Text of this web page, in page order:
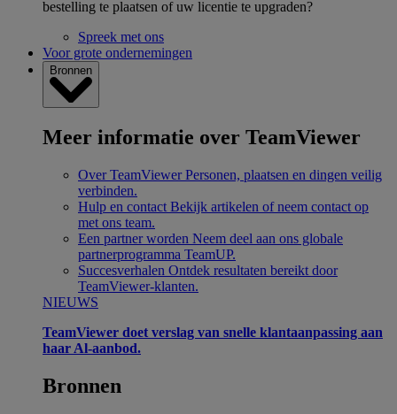
bestelling te plaatsen of uw licentie te upgraden?
Spreek met ons
Voor grote ondernemingen
Bronnen
Meer informatie over TeamViewer
Over TeamViewer Personen, plaatsen en dingen veilig
verbinden.
Hulp en contact Bekijk artikelen of neem contact op
met ons team.
Een partner worden Neem deel aan ons globale
partnerprogramma TeamUP.
Succesverhalen Ontdek resultaten bereikt door
TeamViewer-klanten.
NIEUWS
TeamViewer doet verslag van snelle klantaanpassing aan
haar Al-aanbod.
Bronnen